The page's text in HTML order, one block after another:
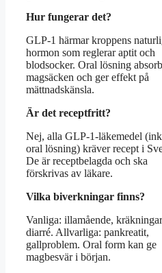
Hur fungerar det?
GLP-1 härmar kroppens
hormon som reglerar aptit och
blodsocker. Oral lösning
magsäcken och ger effekt på
mättnadskänsla.
Är det receptfritt?
Nej, alla GLP-1-läkemedel
oral lösning) kräver recept i
De är receptbelagda och ska
förskrivas av läkare.
Vilka biverkningar finns?
Vanliga: illamående,
diarré. Allvarliga: pankreatit,
gallproblem. Oral form kan ge
magbesvär i början.